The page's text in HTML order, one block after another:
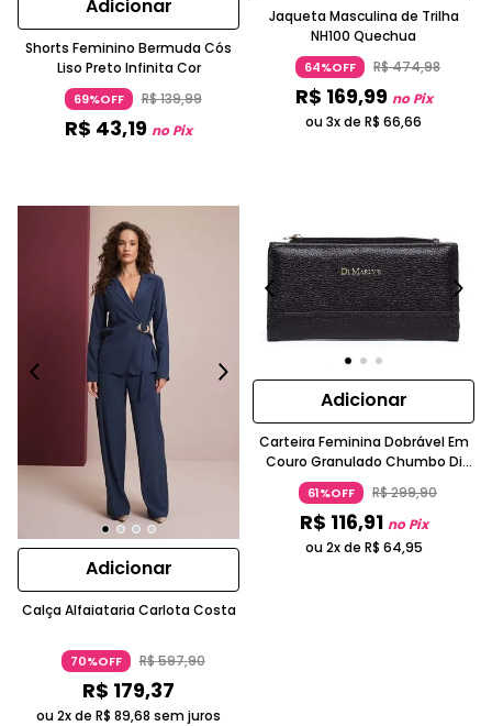
Adicionar
Shorts Feminino Bermuda Cós
Liso Preto Infinita Cor
69%OFF R$139,99
R$ 43,19 no Pix
Jaqueta Masculina de Trilha
NH100 Quechua
64%OFF R$474,98
R$ 169,99 no Pix
ou 3x de R$ 66,66
Adicionar
Calça Alfaiataria Carlota Costa
70%OFF R$597,90
R$ 179,37
ou 2x de R$ 89,68 sem juros
Adicionar
Carteira Feminina Dobrável Em
Couro Granulado Chumbo Di
Marly´s
61%OFF R$299,90
R$ 116,91 no Pix
ou 2x de R$ 64,95